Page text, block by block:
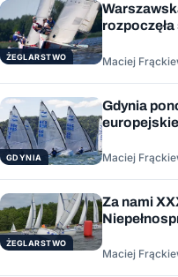
ŻEGLARSTWO Maciej
GDYNIA
Gdynia
Maciej
ŻEGLARSTWO
Za nami
Maciej